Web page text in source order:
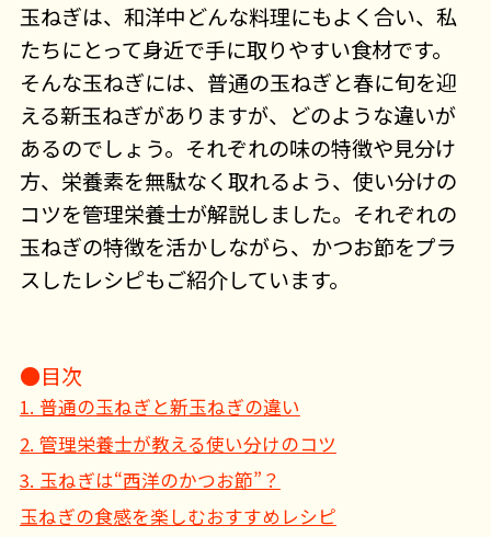
玉ねぎは、和洋中どんな料理にもよく合い、私
たちにとって身近で手に取りやすい食材です。
そんな玉ねぎには、普通の玉ねぎと春に旬を迎
える新玉ねぎがありますが、どのような違いが
あるのでしょう。それぞれの味の特徴や見分け
方、栄養素を無駄なく取れるよう、使い分けの
コツを管理栄養士が解説しました。それぞれの
玉ねぎの特徴を活かしながら、かつお節をプラ
スしたレシピもご紹介しています。
●目次
1. 普通の玉ねぎと新玉ねぎの違い
2. 管理栄養士が教える使い分けのコツ
3. 玉ねぎは“西洋のかつお節”？
玉ねぎの食感を楽しむおすすめレシピ